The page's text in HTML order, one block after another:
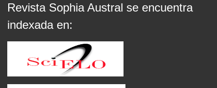
Revista Sophia Austral se encuentra
indexada en: